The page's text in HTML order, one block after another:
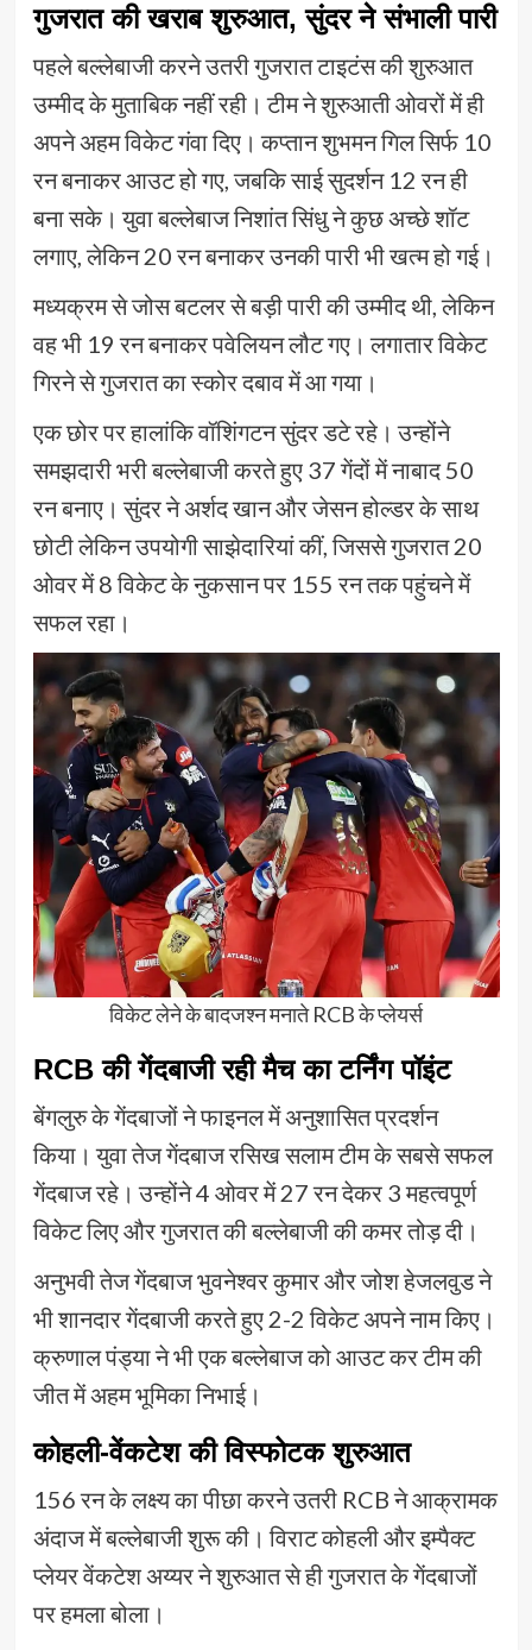
गुजरात की खराब शुरुआत, सुंदर ने संभाली पारी
पहले बल्लेबाजी करने उतरी गुजरात टाइटंस की शुरुआत
उम्मीद के मुताबिक नहीं रही। टीम ने शुरुआती ओवरों में ही
अपने अहम विकेट गंवा दिए। कप्तान शुभमन गिल सिर्फ 10
रन बनाकर आउट हो गए, जबकि साई सुदर्शन 12 रन ही
बना सके। युवा बल्लेबाज निशांत सिंधु ने कुछ अच्छे शॉट
लगाए, लेकिन 20 रन बनाकर उनकी पारी भी खत्म हो गई।
मध्यक्रम से जोस बटलर से बड़ी पारी की उम्मीद थी, लेकिन
वह भी 19 रन बनाकर पवेलियन लौट गए। लगातार विकेट
गिरने से गुजरात का स्कोर दबाव में आ गया।
एक छोर पर हालांकि वॉशिंगटन सुंदर डटे रहे। उन्होंने
समझदारी भरी बल्लेबाजी करते हुए 37 गेंदों में नाबाद 50
रन बनाए। सुंदर ने अर्शद खान और जेसन होल्डर के साथ
छोटी लेकिन उपयोगी साझेदारियां कीं, जिससे गुजरात 20
ओवर में 8 विकेट के नुकसान पर 155 रन तक पहुंचने में
सफल रहा।
विकेट लेने के बादजश्न मनाते RCB के प्लेयर्स
RCB की गेंदबाजी रही मैच का टर्निंग पॉइंट
बेंगलुरु के गेंदबाजों ने फाइनल में अनुशासित प्रदर्शन
किया। युवा तेज गेंदबाज रसिख सलाम टीम के सबसे सफल
गेंदबाज रहे। उन्होंने 4 ओवर में 27 रन देकर 3 महत्वपूर्ण
विकेट लिए और गुजरात की बल्लेबाजी की कमर तोड़ दी।
अनुभवी तेज गेंदबाज भुवनेश्वर कुमार और जोश हेजलवुड ने
भी शानदार गेंदबाजी करते हुए 2-2 विकेट अपने नाम किए।
क्रुणाल पंड्या ने भी एक बल्लेबाज को आउट कर टीम की
जीत में अहम भूमिका निभाई।
कोहली-वेंकटेश की विस्फोटक शुरुआत
156 रन के लक्ष्य का पीछा करने उतरी RCB ने आक्रामक
अंदाज में बल्लेबाजी शुरू की। विराट कोहली और इम्पैक्ट
प्लेयर वेंकटेश अय्यर ने शुरुआत से ही गुजरात के गेंदबाजों
पर हमला बोला।